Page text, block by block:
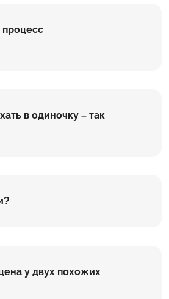
процесс
в одиночку – так
у двух похожих